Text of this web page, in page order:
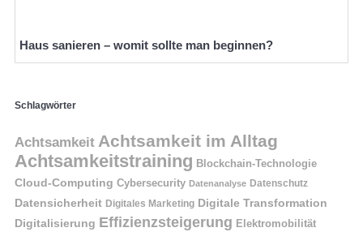
Haus sanieren – womit sollte man beginnen?
Schlagwörter
Achtsamkeit Achtsamkeit im Alltag
Achtsamkeitstraining Blockchain-Technologie
Cloud-Computing Cybersecurity Datenanalyse Datenschutz
Datensicherheit Digitales Marketing Digitale Transformation
Digitalisierung Effizienzsteigerung Elektromobilität